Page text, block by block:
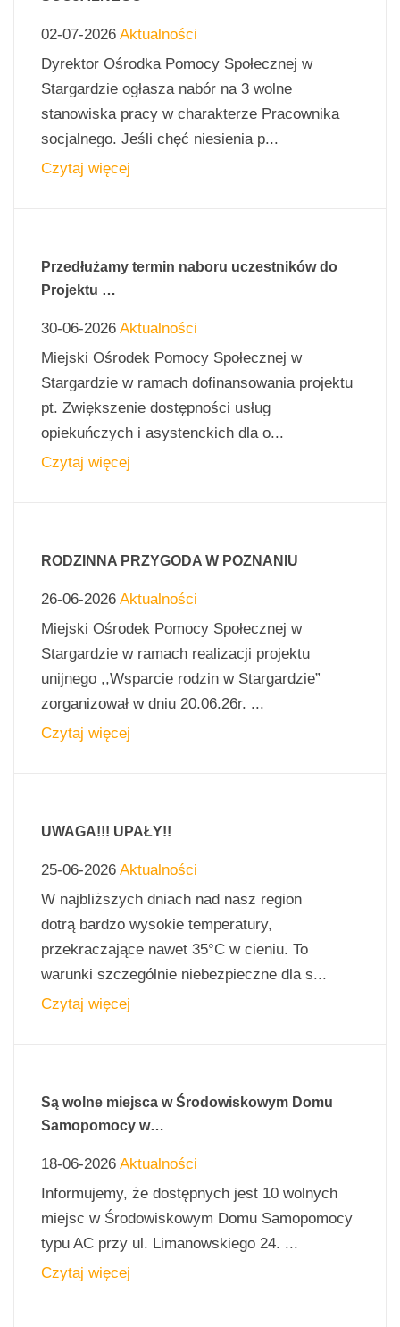
02-07-2026 Aktualności
Dyrektor Ośrodka Pomocy Społecznej w
Stargardzie ogłasza nabór na 3 wolne
stanowiska pracy w charakterze Pracownika
socjalnego. Jeśli chęć niesienia p...
Czytaj więcej
Przedłużamy termin naboru uczestników do
Projektu …
30-06-2026 Aktualności
Miejski Ośrodek Pomocy Społecznej w
Stargardzie w ramach dofinansowania projektu
pt. Zwiększenie dostępności usług
opiekuńczych i asystenckich dla o...
Czytaj więcej
RODZINNA PRZYGODA W POZNANIU
26-06-2026 Aktualności
Miejski Ośrodek Pomocy Społecznej w
Stargardzie w ramach realizacji projektu
unijnego ,,Wsparcie rodzin w Stargardzie”
zorganizował w dniu 20.06.26r. ...
Czytaj więcej
UWAGA!!! UPAŁY!!
25-06-2026 Aktualności
W najbliższych dniach nad nasz region
dotrą bardzo wysokie temperatury,
przekraczające nawet 35°C w cieniu. To
warunki szczególnie niebezpieczne dla s...
Czytaj więcej
Są wolne miejsca w Środowiskowym Domu
Samopomocy w…
18-06-2026 Aktualności
Informujemy, że dostępnych jest 10 wolnych
miejsc w Środowiskowym Domu Samopomocy
typu AC przy ul. Limanowskiego 24. ...
Czytaj więcej